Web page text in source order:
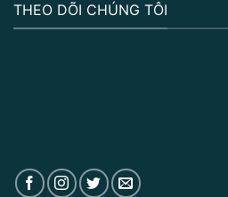
THEO DÕI CHÚNG TÔI